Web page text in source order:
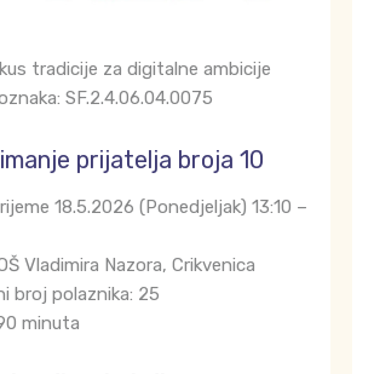
tradicije za digitalne ambicije
SF.2.4.06.04.0075
prijatelja broja 10
18.5.2026 (Ponedjeljak) 13:10 –
Vladimira Nazora, Crikvenica
broj polaznika: 25
minuta